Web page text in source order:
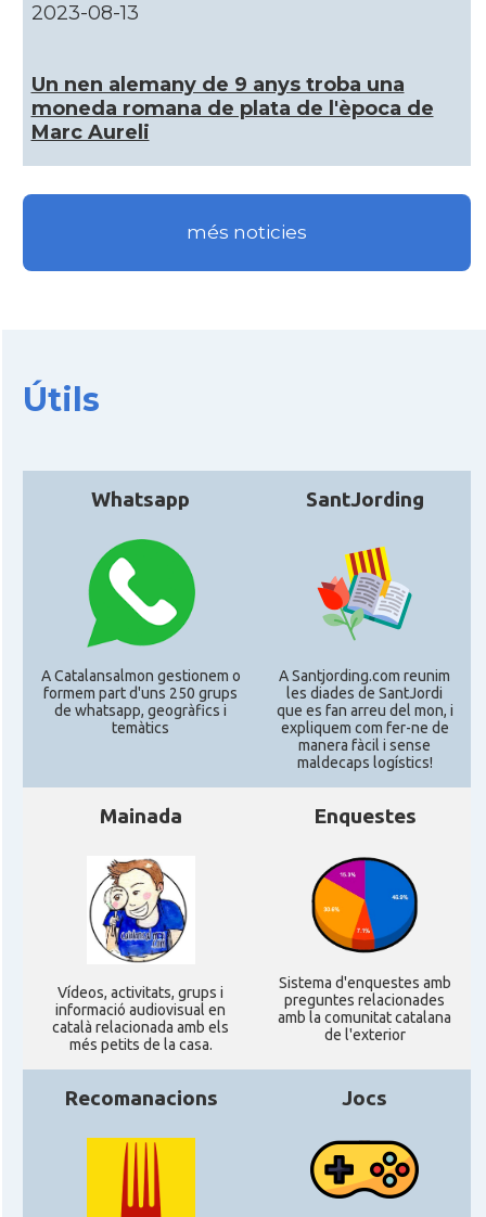
CAMON Catalans a HEILBRONN
CAMON Catalans a Ingolstadt
Catalans a JENA
CAMON Catalans a LEIPZIG
CAMON Catalans a Mainz
CAMON Catalans a MANNHEIM
CAMON Catalans a MÜNCHEN
CAMON Catalans a OLDENBURG
CAMON Catalans a ROSTOCK
CAMON Catalans a Stuttgart
CAMON
CAMON CATALANS A TÜBINGEN
Associació Catalana d'Essen E.V. /
Katalanischer Verein Essen E.V.
2023-08-13
Un nen alemany de 9 anys troba una
moneda romana de plata de l'època de
Marc Aureli
més noticies
Útils
Whatsapp
A Catalansalmon gestionem o
formem part d'uns 250 grups
de whatsapp, geogràfics i
temàtics
SantJording
A Santjording.com reunim
les diades de SantJordi
que es fan arreu del mon, i
expliquem com fer-ne de
manera fàcil i sense
maldecaps logí­stics!
Mainada
Ví­deos, activitats, grups i
informació audiovisual en
català relacionada amb els
més petits de la casa.
Enquestes
Sistema d'enquestes amb
preguntes relacionades
amb la comunitat catalana
de l'exterior
Recomanacions Jocs